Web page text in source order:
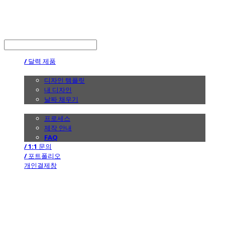
/ 달력 제품
디자인 템플릿
내 디자인
날짜 채우기
프로세스
제작 안내
FAQ
/ 1:1 문의
/ 포트폴리오
개인결제창